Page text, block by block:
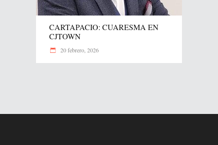
CARTAPACIO: CUARESMA EN
CJTOWN
20 febrero, 2026